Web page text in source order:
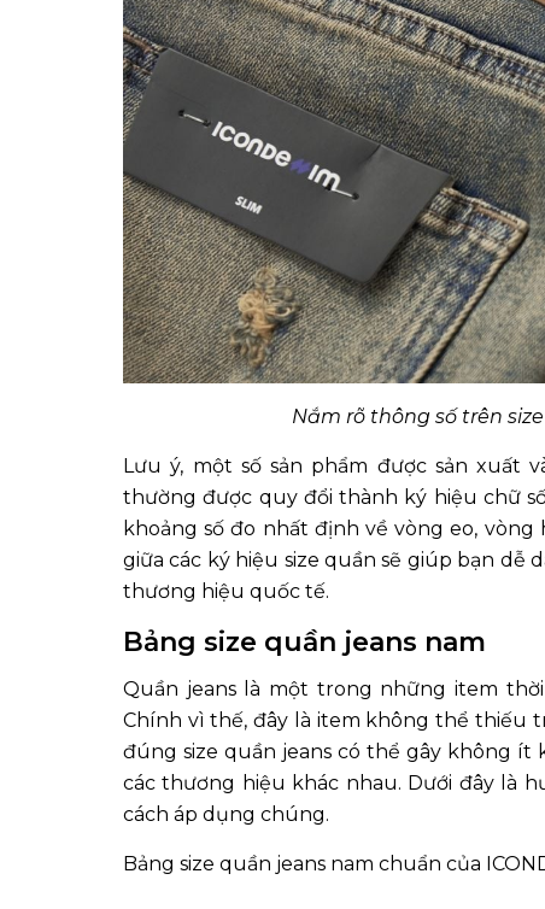
Nắm rõ thông số trên
Lưu ý, một số sản phẩm được sản xuất
thường được quy đổi thành ký hiệu chữ số
khoảng số đo nhất định về vòng eo,
giữa các ký hiệu size quần sẽ giúp bạn dễ
thương hiệu quốc tế.
Bảng size quần jeans nam
Quần jeans là một trong những item
Chính vì thế, đây là item không thể thiếu
đúng size quần jeans có thể gây không ít
các thương hiệu khác nhau. Dưới đây là
cách áp dụng chúng.
Bảng size quần jeans nam chuẩn của